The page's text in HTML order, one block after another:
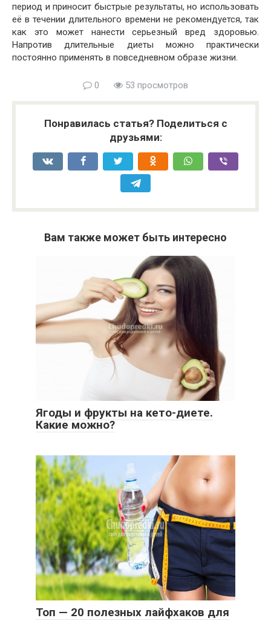
период и приносит быстрые результаты, но использовать
её в течении длительного времени не рекомендуется, так
как это может нанести серьезный вред здоровью.
Напротив длительные диеты можно практически
постоянно применять в повседневном образе жизни.
0 53 просмотров
Понравилась статья? Поделиться с
друзьями:
Вам также может быть интересно
Ягоды и фрукты на кето-диете.
Какие можно?
Топ — 20 полезных лайфхаков для